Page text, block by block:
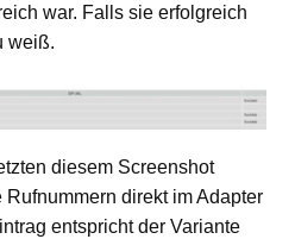
war. Falls sie erfolgreich
weiß.
diesem Screenshot
direkt im Adapter
entspricht der Variante